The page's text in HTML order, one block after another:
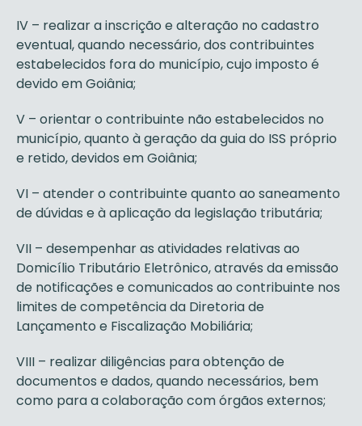
IV – realizar a inscrição e alteração no cadastro
eventual, quando necessário, dos contribuintes
estabelecidos fora do município, cujo imposto é
devido em Goiânia;
V – orientar o contribuinte não estabelecidos no
município, quanto à geração da guia do ISS próprio
e retido, devidos em Goiânia;
VI – atender o contribuinte quanto ao saneamento
de dúvidas e à aplicação da legislação tributária;
VII – desempenhar as atividades relativas ao
Domicílio Tributário Eletrônico, através da emissão
de notificações e comunicados ao contribuinte nos
limites de competência da Diretoria de
Lançamento e Fiscalização Mobiliária;
VIII – realizar diligências para obtenção de
documentos e dados, quando necessários, bem
como para a colaboração com órgãos externos;